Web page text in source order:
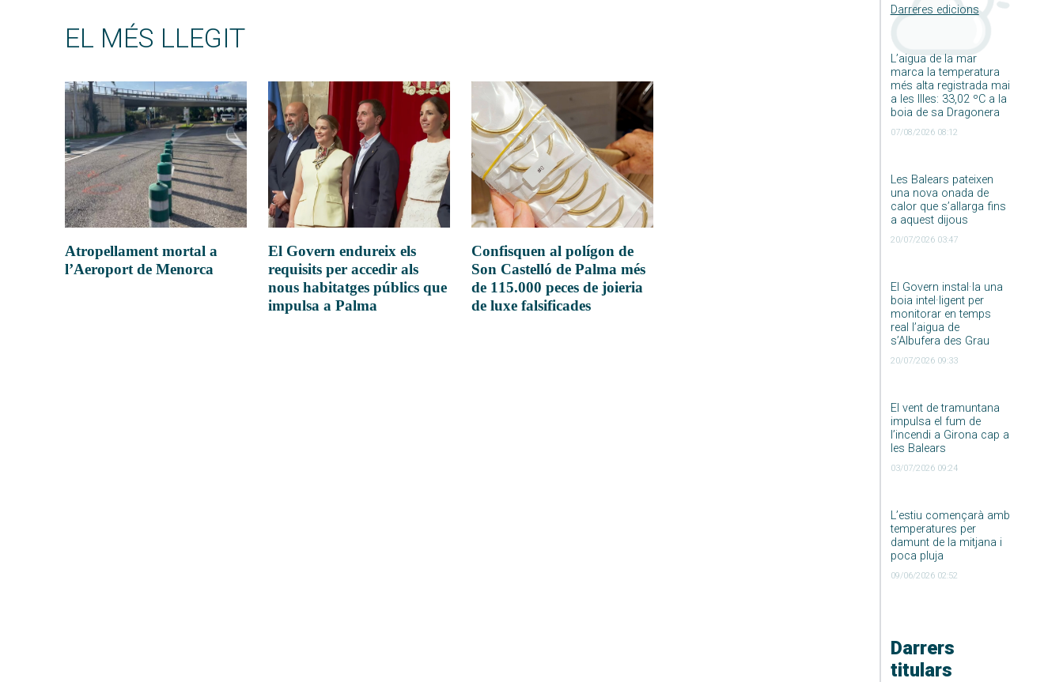
Darreres edicions
L’aigua de la mar
marca la temperatura
més alta registrada mai
a les Illes: 33,02 ºC a la
boia de sa Dragonera
07/08/2026 08:12
Les Balears pateixen
una nova onada de
calor que s’allarga fins
a aquest dijous
20/07/2026 03:47
El Govern instal·la una
boia intel·ligent per
monitorar en temps
real l’aigua de
s’Albufera des Grau
20/07/2026 09:33
El vent de tramuntana
impulsa el fum de
l’incendi a Girona cap a
les Balears
03/07/2026 09:24
L’estiu començarà amb
temperatures per
damunt de la mitjana i
poca pluja
09/06/2026 02:52
Darrers
titulars
EL MÉS LLEGIT
Atropellament mortal a
l’Aeroport de Menorca
El Govern endureix els
requisits per accedir als
nous habitatges públics que
impulsa a Palma
Confisquen al polígon de
Son Castelló de Palma més
de 115.000 peces de joieria
de luxe falsificades